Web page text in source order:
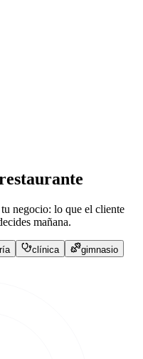
estaurante
negocio: lo que el cliente
mañana.
clínica gimnasio